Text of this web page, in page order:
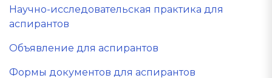
Научно-исследовательская практика для
аспирантов
Объявление для аспирантов
Формы документов для аспирантов